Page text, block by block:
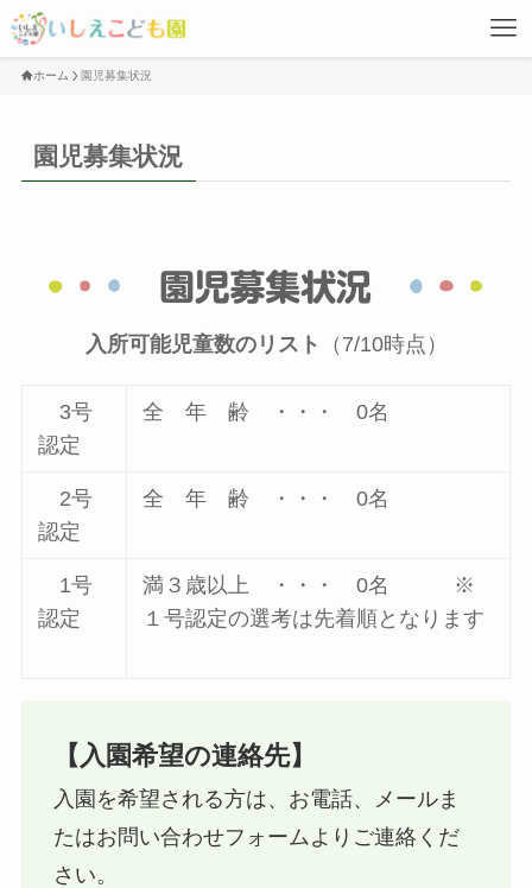
ホーム 園児募集状況
園児募集状況
入所可能児童数のリスト （7/10時点）
3号
認定
全 年 齢 ・・・ 0名
2号
認定
全 年 齢 ・・・ 0名
1号
認定
満３歳以上 ・・・ 0名 ※
１号認定の選考は先着順となります
【入園希望の連絡先】
入園を希望される方は、お電話、メールま
たはお問い合わせフォームよりご連絡くだ
さい。